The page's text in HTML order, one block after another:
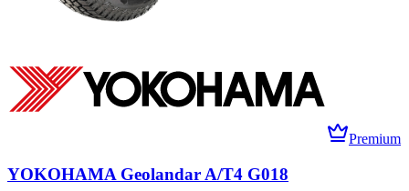
Premium
YOKOHAMA Geolandar A/T4 G018